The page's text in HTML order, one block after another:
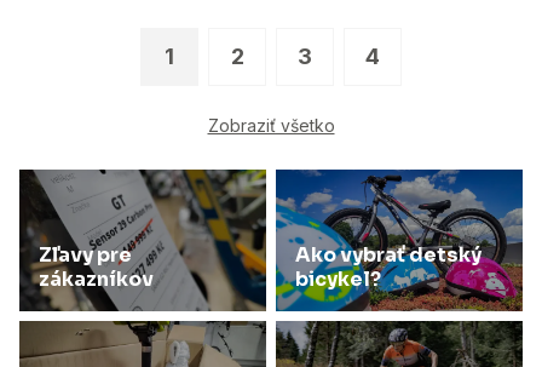
1 2 3 4
Zobraziť všetko
Zľavy pre
zákazníkov
Ako vybrať detský
bicykel?